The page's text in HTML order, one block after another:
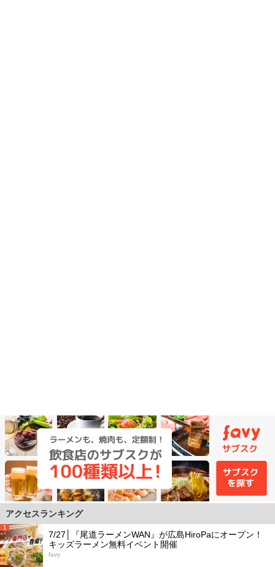
アクセスランキング
1
7/27│『尾道ラーメンWAN』が広島HiroPaにオープン！
キッズラーメン無料イベント開催
favy